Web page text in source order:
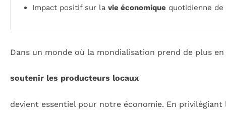
Impact positif sur la vie économique quotidienne
Dans un monde où la mondialisation prend de plus en
soutenir les producteurs locaux
devient essentiel pour notre économie. En